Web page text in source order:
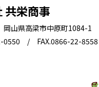
共栄商事
山県高梁市中原町1084-1
0550 / FAX.0866-22-8558